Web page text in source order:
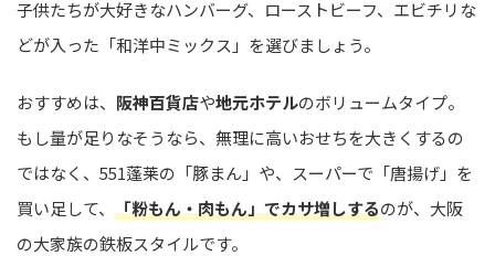
子供たちが大好きなハンバーグ、ローストビーフ、エビチリな
どが入った「和洋中ミックス」を選びましょう。
おすすめは、 阪神百貨店や地元ホテルのボリュームタイプ。
もし量が足りなそうなら、無理に高いおせちを大きくするの
ではなく、551蓬莱の「豚まん」や、スーパーで「唐揚げ」を
買い足して、 「粉もん・肉もん」でカサ増しするのが、大阪
の大家族の鉄板スタイルです。